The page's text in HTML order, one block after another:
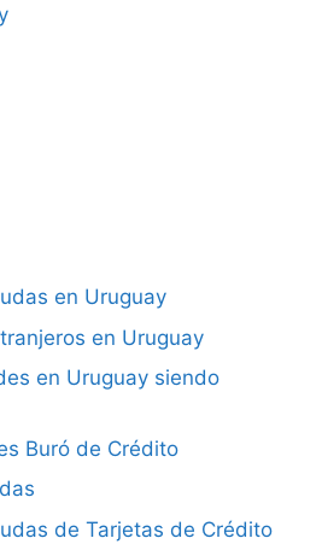
en Uruguay
en Uruguay
en Uruguay siendo
Buró de Crédito
de Tarjetas de Crédito